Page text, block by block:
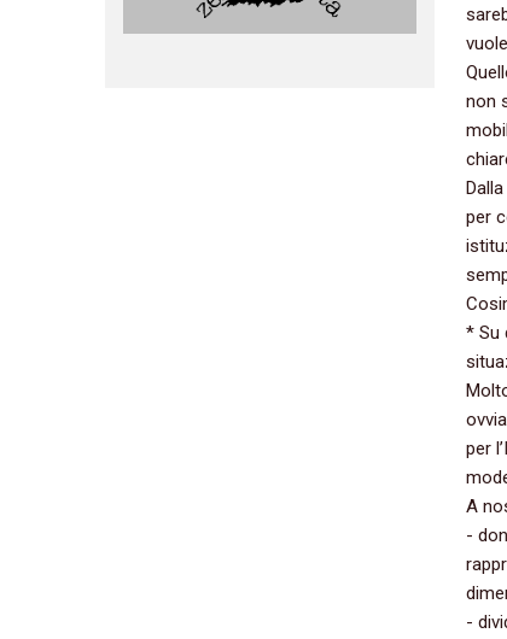
non
per
‭* ‬Su
per
A
-‭
-‭